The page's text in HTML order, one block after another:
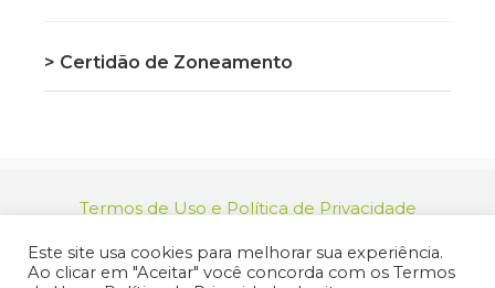
> Certidão de Zoneamento
Termos de Uso e Política de Privacidade
46.694.139/0001-83 | (12) 3955-9000
Endereço: Praça dos Três Poderes, 73 - Centro -
Este site usa cookies para melhorar sua experiência.
Ao clicar em "Aceitar" você concorda com os Termos